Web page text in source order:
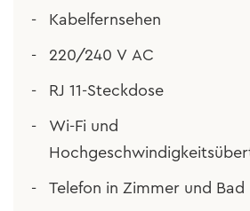
Kabelfernsehen
220/240 V AC
RJ 11-Steckdose
Wi-Fi und
Telefon in Zimmer und Bad